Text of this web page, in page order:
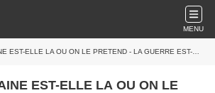
MENU
ON LE PRETEND - LA GUERRE EST-ELLE INEVITABLE ? (DOMINIQUE MUSELET - LE GRAND SOIR)
EST-ELLE LA OU ON LE